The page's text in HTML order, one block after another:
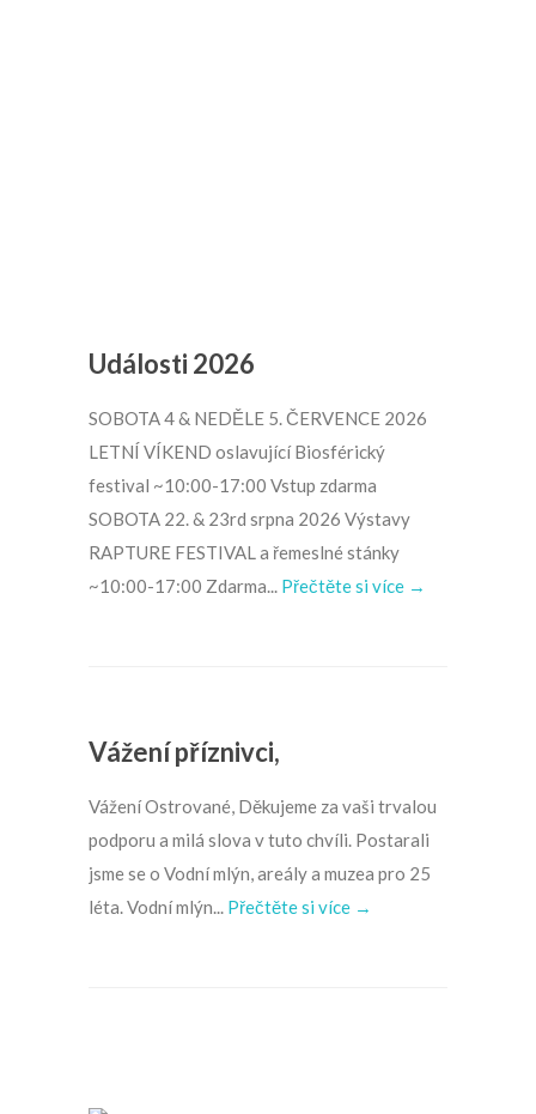
Události 2026
SOBOTA 4 & NEDĚLE 5. ČERVENCE 2026
LETNÍ VÍKEND oslavující Biosférický
festival ~10:00-17:00 Vstup zdarma
SOBOTA 22. & 23rd srpna 2026 Výstavy
RAPTURE FESTIVAL a řemeslné stánky
~10:00-17:00 Zdarma... Přečtěte si více →
Vážení příznivci,
Vážení Ostrované, Děkujeme za vaši trvalou
podporu a milá slova v tuto chvíli. Postarali
jsme se o Vodní mlýn, areály a muzea pro 25
léta. Vodní mlýn... Přečtěte si více →